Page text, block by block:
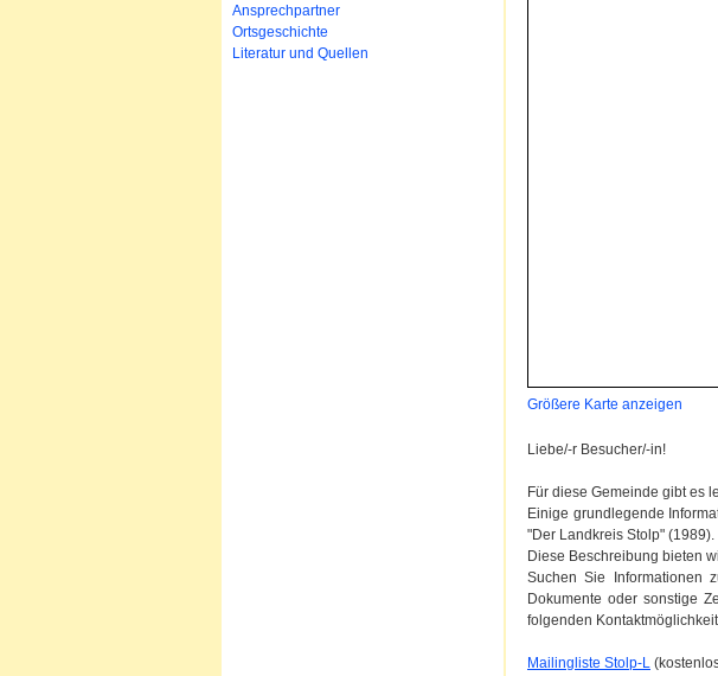
Größere Karte anzeigen
Liebe/-r Besucher/-in!
Für diese Gemeinde gibt es
Einige grundlegende
"Der Landkreis Stolp" (1989).
Diese Beschreibung bieten
Suchen Sie Informationen
Dokumente oder sonstige
folgenden
Mailingliste Stolp-L
überspringen
Ansprechpartner
Ortsgeschichte
Literatur und Quellen